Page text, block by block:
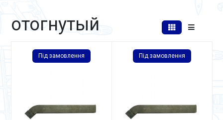
отогнутый
Під замовлення Під замовлення